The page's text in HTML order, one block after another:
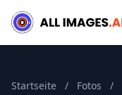
Startseite / Fotos /